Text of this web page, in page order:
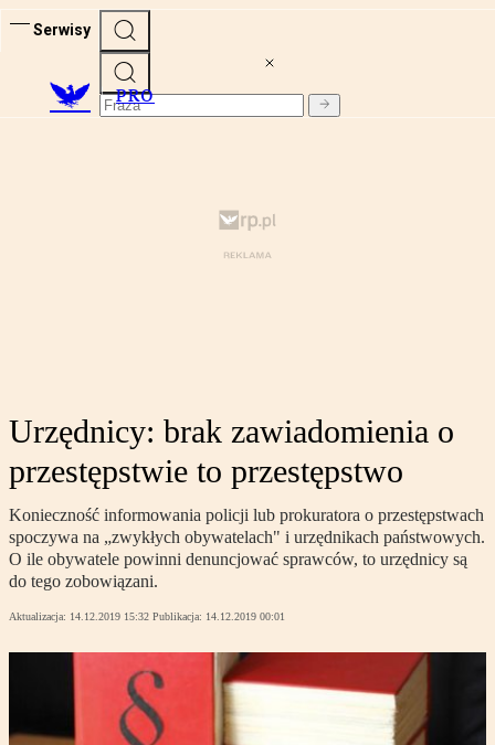
Serwisy
PRO
Urzędnicy: brak zawiadomienia o
przestępstwie to przestępstwo
Konieczność informowania policji lub prokuratora o przestępstwach
spoczywa na „zwykłych obywatelach" i urzędnikach państwowych.
O ile obywatele powinni denuncjować sprawców, to urzędnicy są
do tego zobowiązani.
Aktualizacja: 14.12.2019 15:32 Publikacja: 14.12.2019 00:01